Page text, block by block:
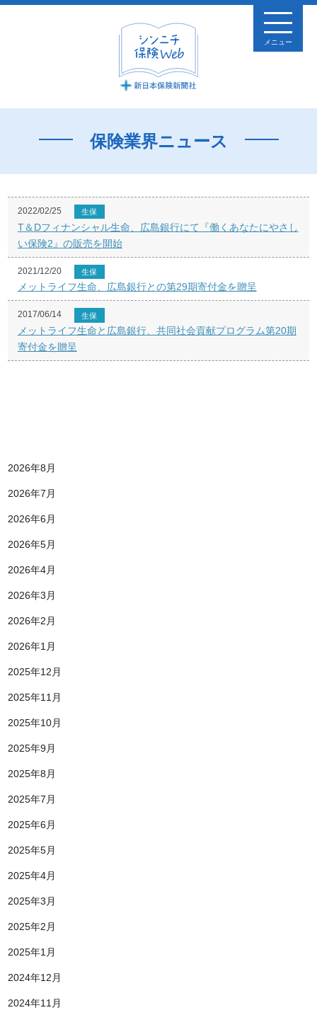
メニュー
保険業界ニュース
2022/02/25 生保
T＆Dフィナンシャル生命、広島銀行にて『働くあなたにやさし
い保険2』の販売を開始
2021/12/20 生保
メットライフ生命、広島銀行との第29期寄付金を贈呈
2017/06/14 生保
メットライフ生命と広島銀行、共同社会貢献プログラム第20期
寄付金を贈呈
2026年8月
2026年7月
2026年6月
2026年5月
2026年4月
2026年3月
2026年2月
2026年1月
2025年12月
2025年11月
2025年10月
2025年9月
2025年8月
2025年7月
2025年6月
2025年5月
2025年4月
2025年3月
2025年2月
2025年1月
2024年12月
2024年11月